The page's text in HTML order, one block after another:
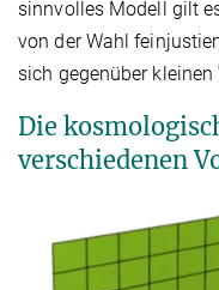
sinnvolles Modell gilt
von der Wahl
sich gegenüber
Die
verschiedenen